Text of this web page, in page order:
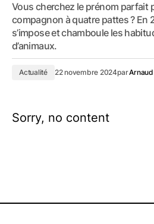
Vous cherchez le prénom parfait
compagnon à quatre pattes ? En
s’impose et chamboule les
d’animaux.
Actualité 22 novembre 2024parArnaud
Sorry, no content